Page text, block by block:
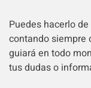
Puedes hacerlo
contando siempre
guiará en todo
tus dudas o